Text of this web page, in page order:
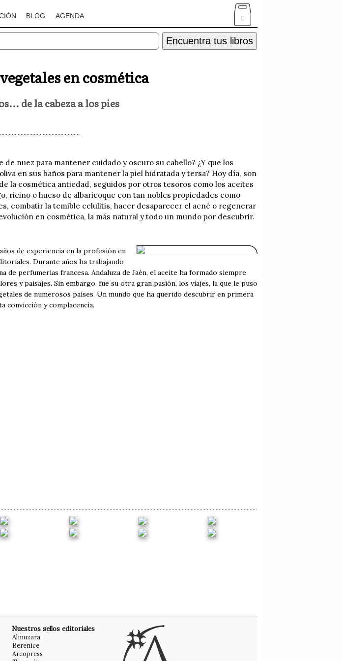
BLOG AGENDA 0
Encuentra tus libros
en cosmética
de la cabeza a los pies
de nuez para mantener cuidado y oscuro su cabello? ¿Y que los
en sus baños para mantener la piel hidratada y tersa? Hoy día, son
la cosmética antiedad, seguidos por otros tesoros como los aceites
ricino o hueso de albaricoque con tan nobles propiedades como
combatir la temible celulitis, hacer desaparecer el acné o regenerar
en cosmética, la más natural y todo un mundo por descubrir.
de experiencia en la profesión en
Durante años ha trabajando
de perfumerías francesa. Andaluza de Jaén, el aceite ha formado siempre
y paisajes. Sin embargo, fue su otra gran pasión, los viajes, la que le puso
de numerosos países. Un mundo que ha querido descubrir en primera
convicción y complacencia.
Nuestros sellos editoriales
Almuzara
Berenice
Arcopress